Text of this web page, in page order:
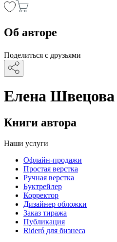
Об авторе
Поделиться с друзьями
Елена Швецова
Книги автора
Наши услуги
Офлайн-продажи
Простая верстка
Ручная верстка
Буктрейлер
Корректор
Дизайнер обложки
Заказ тиража
Публикация
Rideró для бизнеса